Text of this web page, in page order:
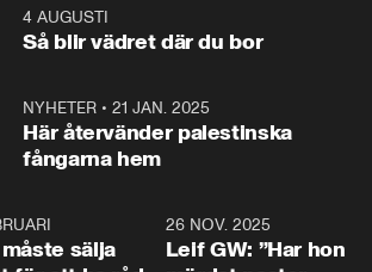
och Makten.
– Vi ställer upp i val. Ska vi
vara med så sitter vi förstås
1:064 AUGUSTI
Så blir vädret där du bor
NYHETER •21 JAN. 2025
Här återvänder palestinska
fångarna hem
sälja
26 NOV. 2025
Leif GW: ”Har hon